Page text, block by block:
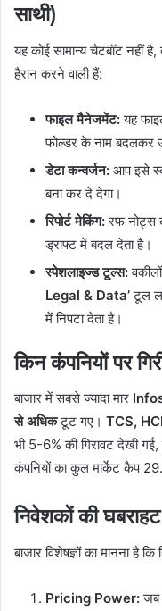
साथी)
यह कोई सामान्य चैटबॉट नहीं
हैरान करने वाली हैं:
फाइल मैनेजमेंट:यह
फोल्डर के नाम बदलकर
डेटा कन्वर्जन: आप इसे
बना कर दे देगा।
रिपोर्ट मेकिंग:रफ नोट्स
ड्राफ्ट में बदल देता है।
स्पेशलाइज्ड टूल्स:
Legal & Data’टूल
में निपटा देता है।
किन कंपनियों पर
बाजार में सबसे ज्यादा मार
से अधिकटूट गए। TCS,
भी 5-6% की गिरावट देखी
कंपनियों का कुल मार्केट कैप
निवेशकों की
बाजार विशेषज्ञों का मानना है
Pricing Power:जब